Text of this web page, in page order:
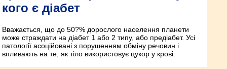
кого є діабет
Вважається, що до 50?% дорослого населення планети
може страждати на діабет 1 або 2 типу, або предіабет. Усі
патології асоційовані з порушенням обміну речовин і
впливають на те, як тіло використовує цукор у крові.